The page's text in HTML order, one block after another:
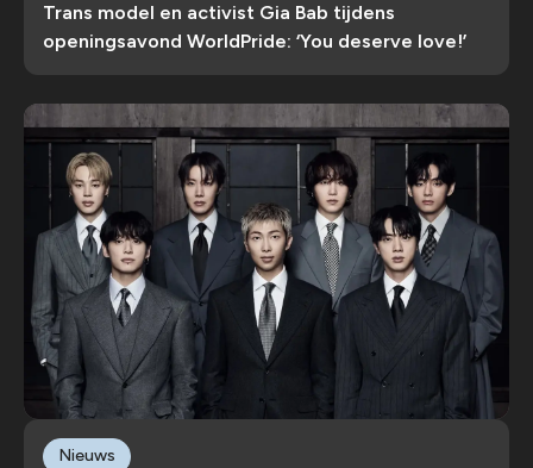
Trans model en activist Gia Bab tijdens
openingsavond WorldPride: ‘You deserve love!’
Nieuws